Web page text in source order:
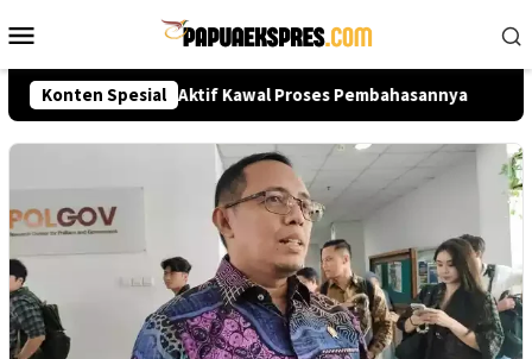
ke
Mobile
Konten Spesial
Publik Diminta Aktif Kawal Proses Pembahasannya